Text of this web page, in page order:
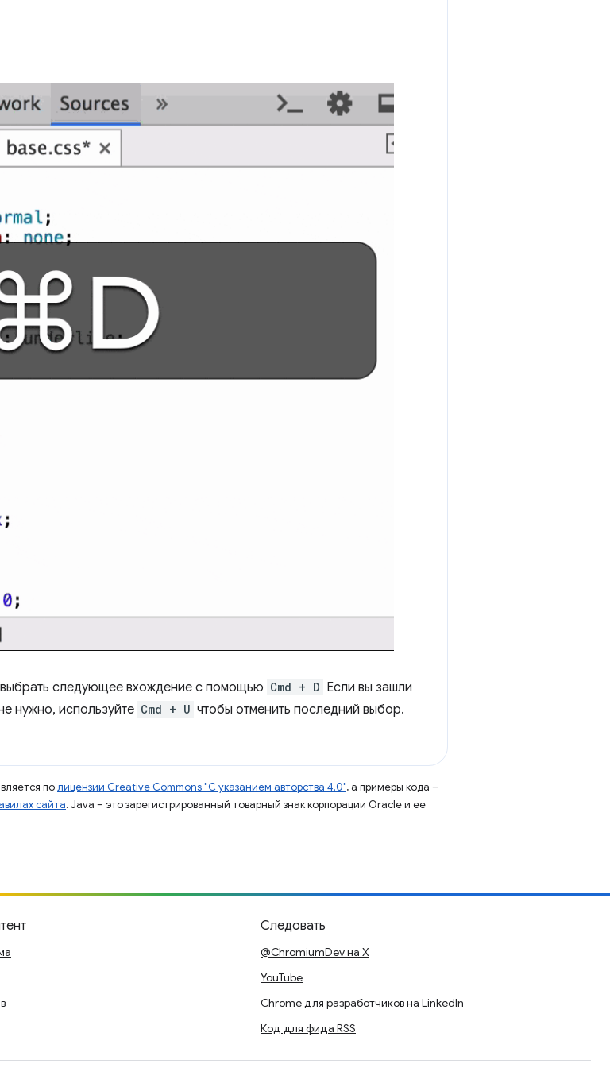
следующее вхождение с помощью Cmd + D Если вы зашли
нужно, используйте Cmd + U чтобы отменить последний выбор.
полицензии Creative Commons "С указанием авторства 4.0", а примеры кода –
сайта. Java – это зарегистрированный товарный знак корпорации Oracle и ее
Следовать
@ChromiumDev на X
YouTube
Chrome для разработчиков на LinkedIn
Код для фида RSS